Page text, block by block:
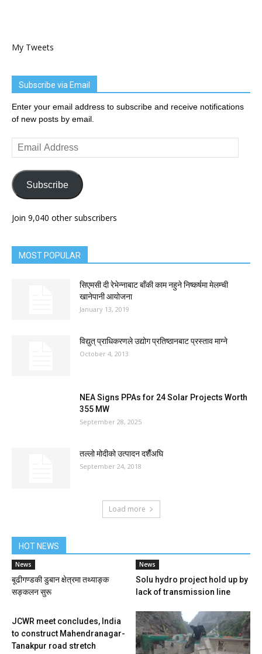
My Tweets
Subscribe via Email
Enter your email address to subscribe and receive notifications
of new posts by email.
Email
Address
Subscribe
Join 9,040 other subscribers
MOST POPULAR
सिएमसी दी रेभेन्नाबाट बाँकी काम नहुने निष्कर्षमा मेलम्ची
खानेपानी आयोजना
January 13, 2019
विद्युत् प्राधिकरणले उद्योग प्रतिष्ठानबाट प्रस्ताव माग्ने
October 4, 2013
NEA Signs PPAs for 24 Solar Projects Worth
355 MW
September 28, 2025
तल्लो मोदीको उत्पादन दशैँअघि
September 24, 2018
Load more
HOT NEWS
News
बूढीगण्डकी डुबान क्षेत्रमा तथ्याङ्क
सङ्कलन सुरू
News
Solu hydro project hold up by
lack of transmission line
JCWR meet concludes, India
to construct Mahendranagar-
Tanakpur road stretch